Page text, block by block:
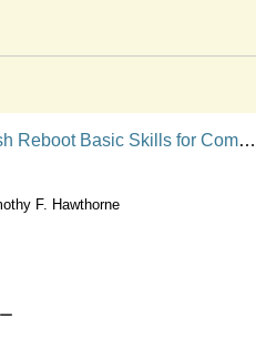
for Communication 大学生のための英語基礎力トレーニング
F. Hawthorne